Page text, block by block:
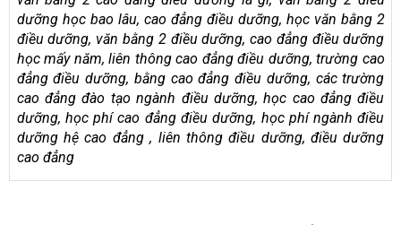
dưỡng học bao lâu, cao đẳng điều dưỡng, học văn bằng 2
điều dưỡng, văn bằng 2 điều dưỡng, cao đẳng điều dưỡng
học mấy năm, liên thông cao đẳng điều dưỡng, trường cao
đẳng điều dưỡng, bằng cao đẳng điều dưỡng, các trường
cao đẳng đào tạo ngành điều dưỡng, học cao đẳng điều
dưỡng, học phí cao đẳng điều dưỡng, học phí ngành điều
dưỡng hệ cao đẳng , liên thông điều dưỡng, điều dưỡng
cao đẳng